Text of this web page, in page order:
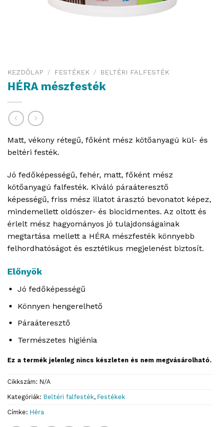
KEZDŐLAP / FESTÉKEK / BELTÉRI FALFESTÉK
HÉRA mészfesték
Matt, vékony rétegű, főként mész kötőanyagú kül- és
beltéri festék.
Jó fedőképességű, fehér, matt, főként mész
kötőanyagú falfesték. Kiváló páraáteresztő
képességű, friss mész illatot árasztó bevonatot képez,
mindemellett oldószer- és biocidmentes. Az oltott és
érlelt mész hagyományos jó tulajdonságainak
megtartása mellett a HÉRA mészfesték könnyebb
felhordhatóságot és esztétikus megjelenést biztosít.
Előnyök
Jó fedőképességű
Könnyen hengerelhető
Páraáteresztő
Természetes higiénia
Ez a termék jelenleg nincs készleten és nem megvásárolható.
Cikkszám: N/A
Kategóriák: Beltéri falfesték, Festékek
Címke: Héra